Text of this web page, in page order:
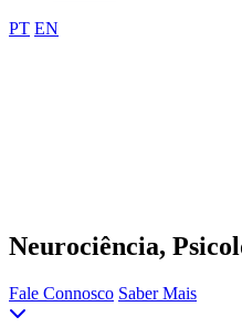
PT EN
Neurociência,
Fale Connosco Saber Mais